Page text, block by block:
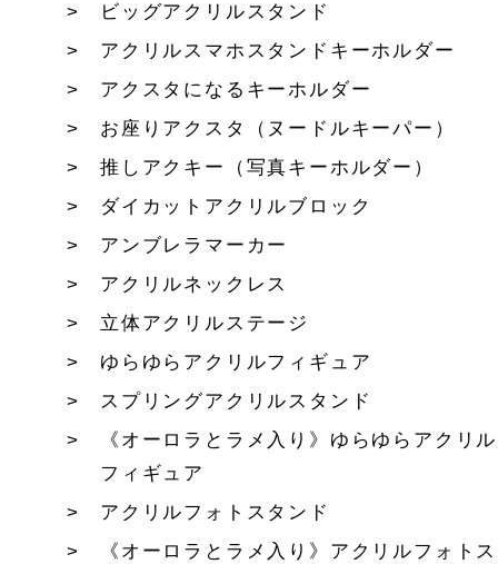
ビッグアクリルスタンド
アクリルスマホスタンドキーホルダー
アクスタになるキーホルダー
お座りアクスタ（ヌードルキーパー）
推しアクキー（写真キーホルダー）
ダイカットアクリルブロック
アンブレラマーカー
アクリルネックレス
立体アクリルステージ
ゆらゆらアクリルフィギュア
スプリングアクリルスタンド
《オーロラとラメ入り》ゆらゆらアクリル
フィギュア
アクリルフォトスタンド
《オーロラとラメ入り》アクリルフォトス